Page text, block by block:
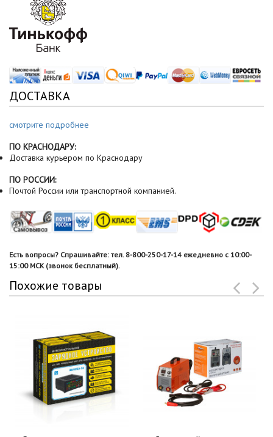
ДОСТАВКА
смотрите подробнее
ПО КРАСНОДАРУ:
Доставка курьером по Краснодару
ПО РОССИИ:
Почтой России или транспортной компанией.
Есть вопросы? Спрашивайте: тел. 8-800-250-17-14 ежедневно с 10:00-
15:00 МСК (звонок бесплатный).
Похожие товары